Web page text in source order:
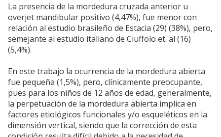
La presencia de la mordedura cruzada anterior u
overjet mandibular positivo (4,47%), fue menor con
relación al estudio brasileño de Estacia (29) (38%), pero,
semejante al estudio italiano de Ciuffolo et. al (16)
(5,4%).
En este trabajo la ocurrencia de la mordedura abierta
fue pequeña (1,5%), pero, clínicamente preocupante,
pues para los niños de 12 años de edad, generalmente,
la perpetuación de la mordedura abierta implica en
factores etiológicos funcionales y/o esqueléticos en la
dimensión vertical, siendo que la corrección de esta